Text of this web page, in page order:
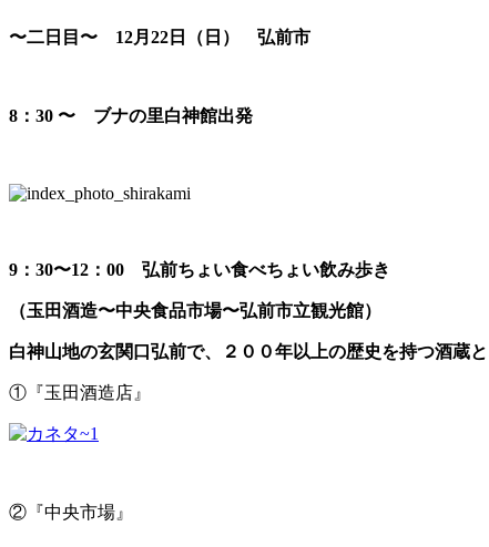
〜二日目〜 12月22日（日） 弘前市
8：30 〜 ブナの里白神館出発
9：30〜12：00 弘前ちょい食べちょい飲み歩き
（玉田酒造〜中央食品市場〜弘前市立観光館）
白神山地の玄関口弘前で、２００年以上の歴史を持つ酒蔵
①『玉田酒造店』
②『中央市場』